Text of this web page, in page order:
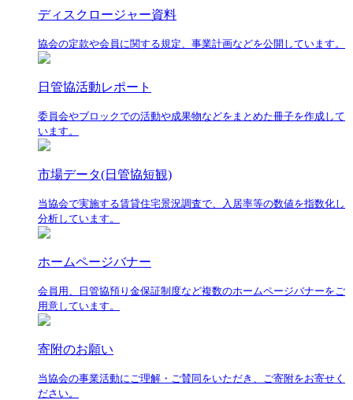
ディスクロージャー資料
協会の定款や会員に関する規定、事業計画などを公開しています。
日管協活動レポート
委員会やブロックでの活動や成果物などをまとめた冊子を作成して
います。
市場データ(日管協短観)
当協会で実施する賃貸住宅景況調査で、入居率等の数値を指数化し
分析しています。
ホームページバナー
会員用、日管協預り金保証制度など複数のホームページバナーをご
用意しています。
寄附のお願い
当協会の事業活動にご理解・ご賛同をいただき、ご寄附をお寄せく
ださい。